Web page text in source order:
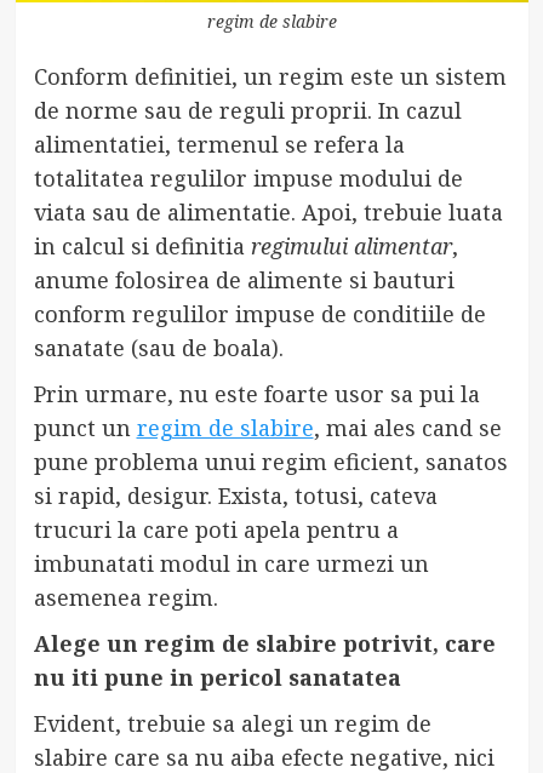
regim de slabire
Conform definitiei, un regim este un sistem
de norme sau de reguli proprii. In cazul
alimentatiei, termenul se refera la
totalitatea regulilor impuse modului de
viata sau de alimentatie. Apoi, trebuie luata
in calcul si definitia regimului alimentar,
anume folosirea de alimente si bauturi
conform regulilor impuse de conditiile de
sanatate (sau de boala).
Prin urmare, nu este foarte usor sa pui la
punct un regim de slabire, mai ales cand se
pune problema unui regim eficient, sanatos
si rapid, desigur. Exista, totusi, cateva
trucuri la care poti apela pentru a
imbunatati modul in care urmezi un
asemenea regim.
Alege un regim de slabire potrivit, care
nu iti pune in pericol sanatatea
Evident, trebuie sa alegi un regim de
slabire care sa nu aiba efecte negative, nici